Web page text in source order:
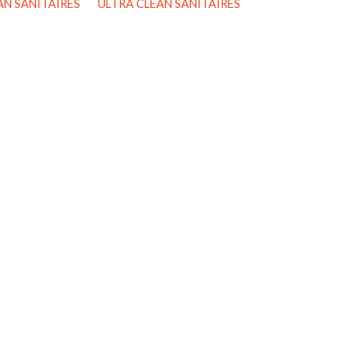
SANITAIRES ULTRA CLEAN SANITAIRES